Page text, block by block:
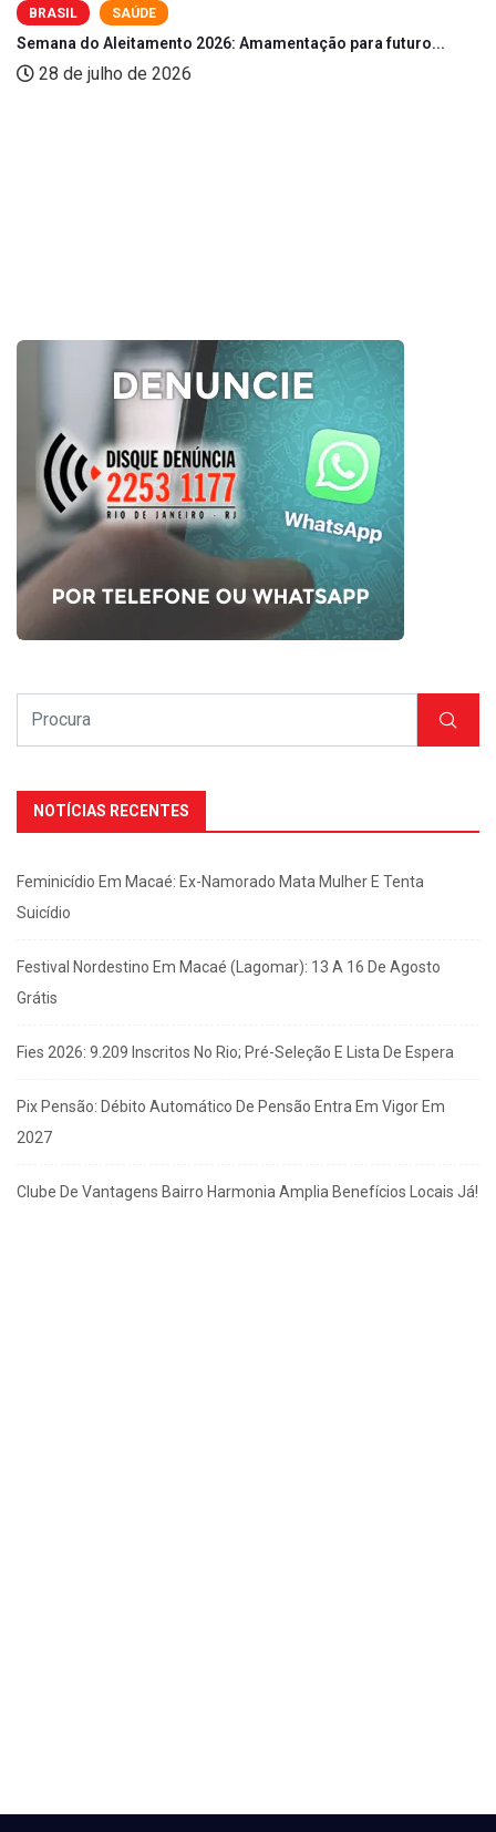
BRASIL SAÚDE
Semana do Aleitamento 2026: Amamentação para futuro...
28 de julho de 2026
NOTÍCIAS RECENTES
Feminicídio Em Macaé: Ex-Namorado Mata Mulher E Tenta
Suicídio
Festival Nordestino Em Macaé (Lagomar): 13 A 16 De Agosto
Grátis
Fies 2026: 9.209 Inscritos No Rio; Pré-Seleção E Lista De Espera
Pix Pensão: Débito Automático De Pensão Entra Em Vigor Em
2027
Clube De Vantagens Bairro Harmonia Amplia Benefícios Locais Já!